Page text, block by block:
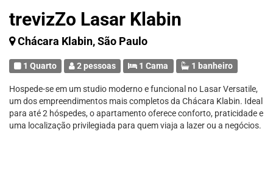
trevizZo Lasar Klabin
Chácara Klabin, São Paulo
1 Quarto 2 pessoas 1 Cama 1 banheiro
Hospede-se em um studio moderno e funcional no Lasar Versatile,
um dos empreendimentos mais completos da Chácara Klabin. Ideal
para até 2 hóspedes, o apartamento oferece conforto, praticidade e
uma localização privilegiada para quem viaja a lazer ou a negócios.